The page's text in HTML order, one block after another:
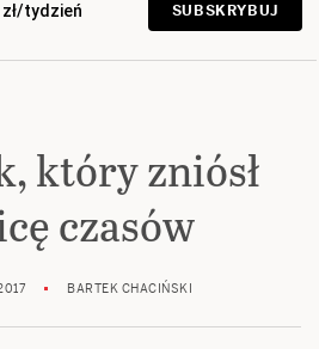
zł/tydzień SUBSKRYBUJ
który zniósł
czasów
BARTEK CHACIŃSKI